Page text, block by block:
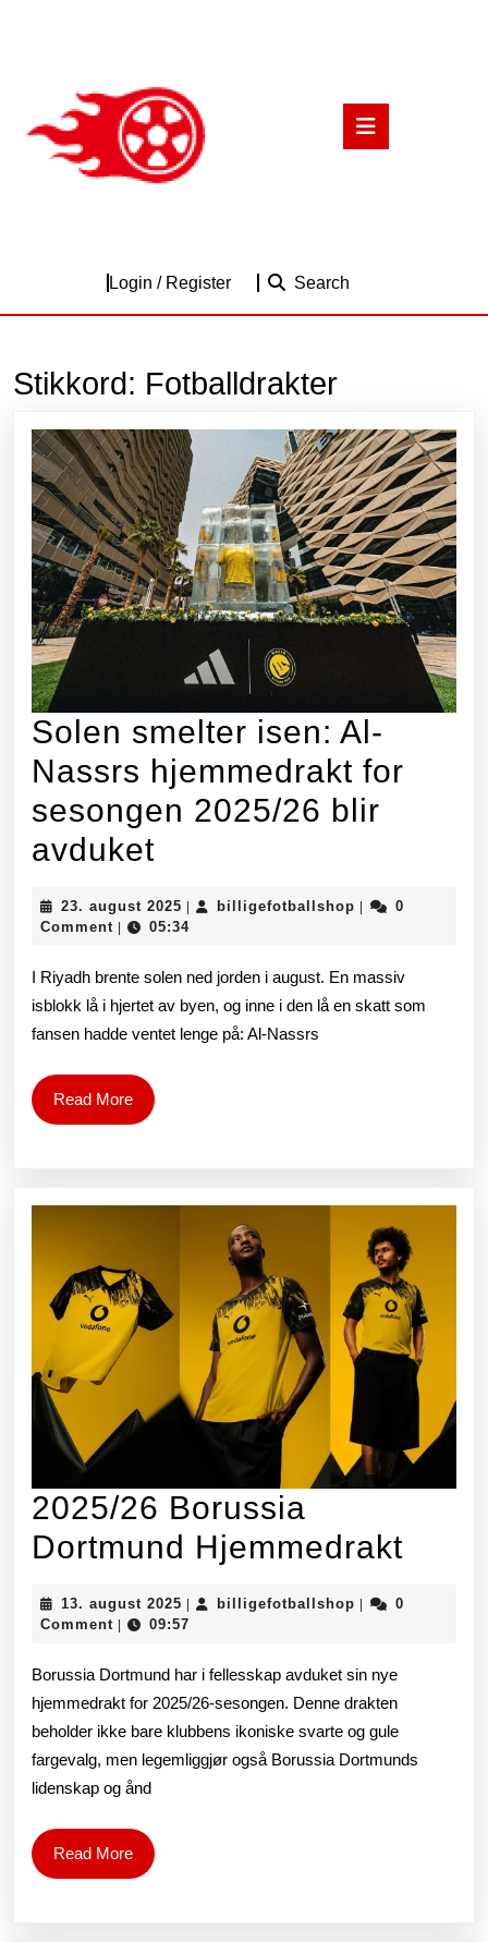
Login / RegisterLogin
Search
Stikkord: Fotballdrakter
Solen smelter isen: Al-
Nassrs hjemmedrakt for
sesongen 2025/26 blir
avduket
isen:
Al-
Nassrs
hjemmedrakt
for
blir
avduket
23. august 2025 23.
august
billigefotballshop
0
Comment
05:34
I Riyadh brente solen ned jorden i august. En massiv
isblokk lå i hjertet av byen, og inne i den lå en skatt som
fansen hadde ventet lenge på: Al-Nassrs
Read MoreRead
More
2025/26 Borussia
Dortmund Hjemmedrakt
13. august 2025 13.
august
billigefotballshop
0
Comment
09:57
Borussia Dortmund har i fellesskap avduket sin nye
hjemmedrakt for 2025/26-sesongen. Denne drakten
beholder ikke bare klubbens ikoniske svarte og gule
fargevalg, men legemliggjør også Borussia Dortmunds
lidenskap og ånd
Read MoreRead
More